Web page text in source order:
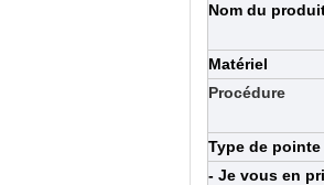
Nom du
Matériel
Procédure
Type de pointe
- Je vous en